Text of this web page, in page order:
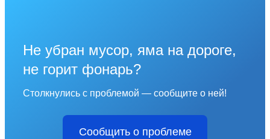
Не убран мусор, яма на дороге,
не горит фонарь?
Столкнулись с проблемой — сообщите о ней!
Сообщить о проблеме